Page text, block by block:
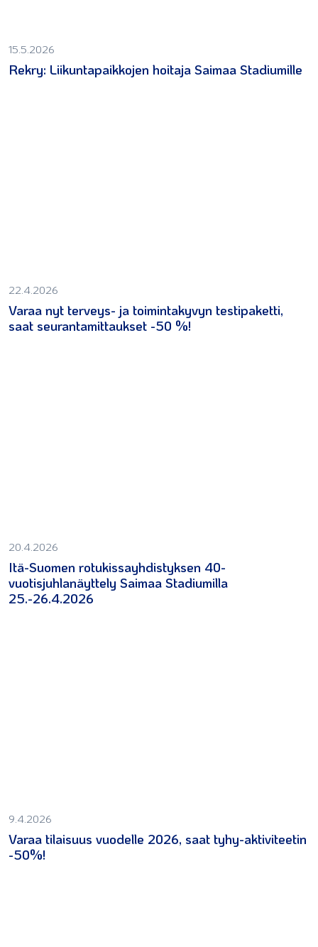
15.5.2026
Rekry: Liikuntapaikkojen hoitaja Saimaa Stadiumille
22.4.2026
Varaa nyt terveys- ja toimintakyvyn testipaketti,
saat seurantamittaukset -50 %!
20.4.2026
Itä-Suomen rotukissayhdistyksen 40-
vuotisjuhlanäyttely Saimaa Stadiumilla
25.-26.4.2026
9.4.2026
Varaa tilaisuus vuodelle 2026, saat tyhy-aktiviteetin
-50%!